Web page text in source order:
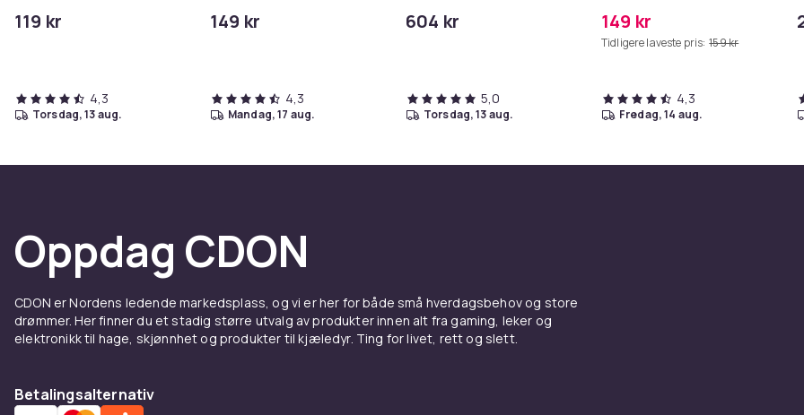
iPhone/iPad
119 kr
4,3
torsdag, 13 aug.
149 kr
4,3
mandag, 17 aug.
604 kr
5,0
torsdag, 13 aug.
MAXV/S50/S51/S55/S5/S60/S65/
149 kr
Tidligere laveste pris: 159 kr
4,3
fredag, 14 aug.
Oppdag CDON
CDON er Nordens ledende markedsplass, og vi er her for både små hverdagsbehov og store
drømmer. Her finner du et stadig større utvalg av produkter innen alt fra gaming, leker og
elektronikk til hage, skjønnhet og produkter til kjæledyr. Ting for livet, rett og slett.
Betalingsalternativ